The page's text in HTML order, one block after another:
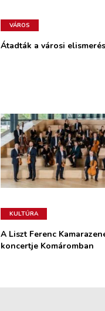
VÁROS
Átadták a városi
KULTÚRA
A Liszt Ferenc
koncertje Komáromban